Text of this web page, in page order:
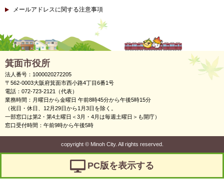
メールアドレスに関する注意事項
箕面市役所
法人番号：1000020272205
〒562-0003大阪府箕面市西小路4丁目6番1号
電話：072-723-2121（代表）
業務時間：月曜日から金曜日 午前8時45分から午後5時15分
（祝日・休日、12月29日から1月3日を除く。
一部窓口は第2・第4土曜日＜3月・4月は毎週土曜日＞も開庁）
窓口受付時間：午前9時から午後5時
copyright ©Minoh City. All rights reserved.
PC版を表示する